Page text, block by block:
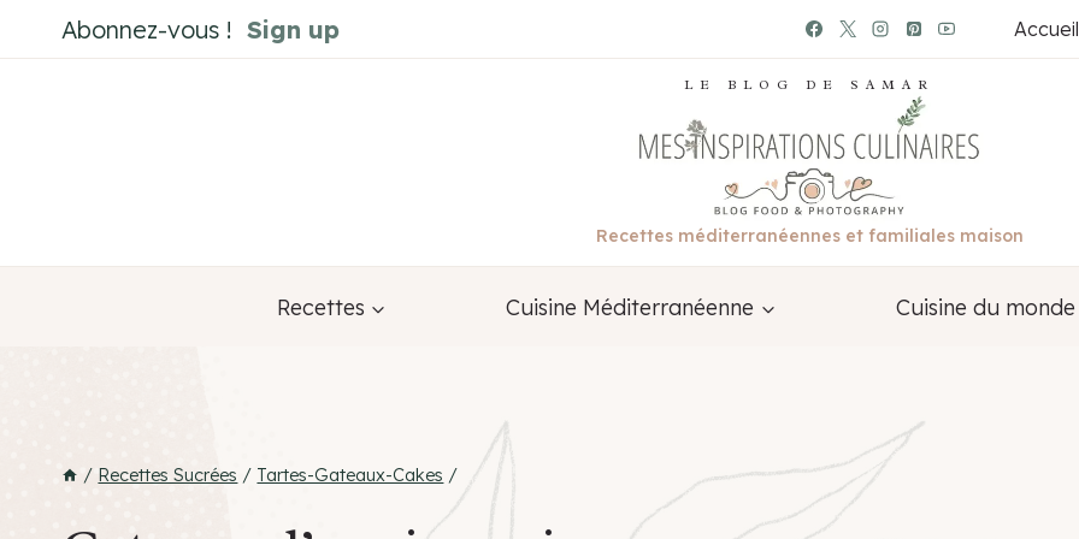
au
Abonnez-vous ! Sign up Accueil
LE BLOG DE SAMAR
Recettes méditerranéennes et familiales maison
Recettes Cuisine Méditerranéenne Cuisine du monde
/ Recettes Sucrées / Tartes-Gateaux-Cakes /